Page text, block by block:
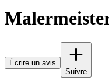
Écrire un avis
Suivre